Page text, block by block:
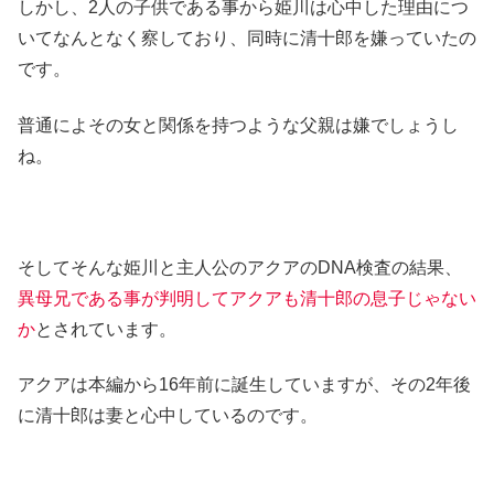
しかし、2人の子供である事から姫川は心中した理由につ
いてなんとなく察しており、同時に清十郎を嫌っていたの
です。
普通によその女と関係を持つような父親は嫌でしょうし
ね。
そしてそんな姫川と主人公のアクアのDNA検査の結果、
異母兄である事が判明してアクアも清十郎の息子じゃない
かとされています。
アクアは本編から16年前に誕生していますが、その2年後
に清十郎は妻と心中しているのです。